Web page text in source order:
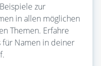
zur
in allen möglichen
Themen. Erfahre
für Namen in deiner